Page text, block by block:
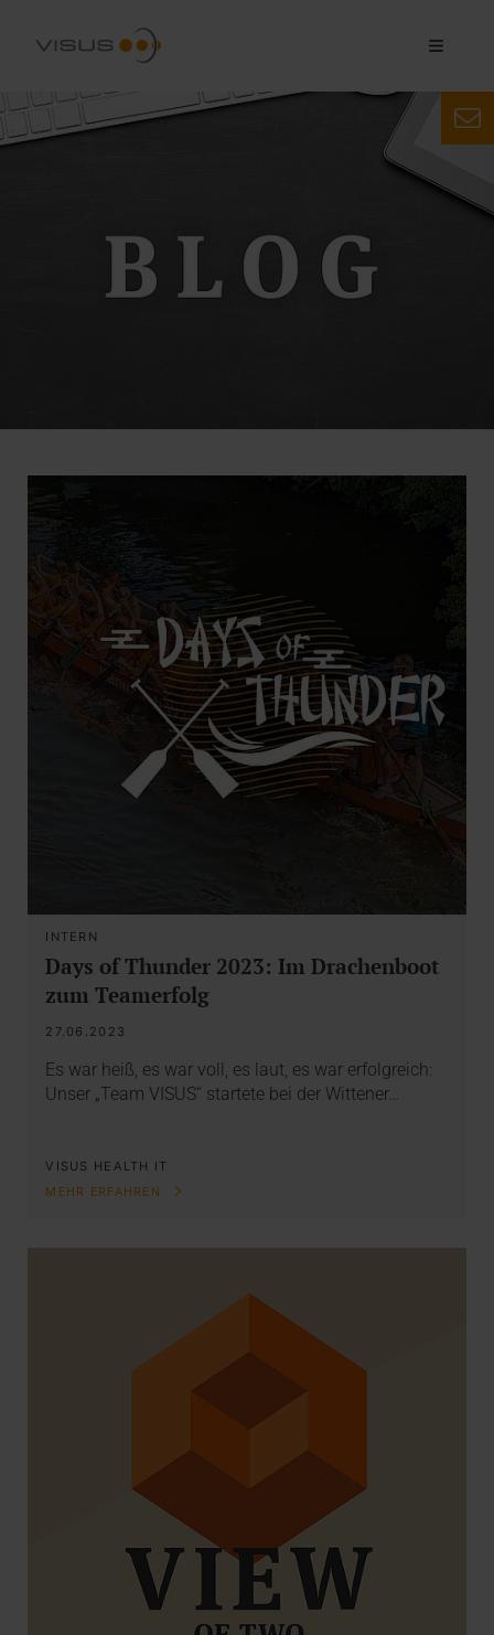
INTERN
Days of Thunder 2023: Im Drachenboot
zum Teamerfolg
27.06.2023
Es war heiß, es war voll, es laut, es war erfolgreich:
Unser „Team VISUS“ startete bei der Wittener…
VISUS HEALTH IT
MEHR ERFAHREN